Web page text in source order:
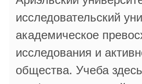
исследовательский
академическое
исследования и
общества. Учеба